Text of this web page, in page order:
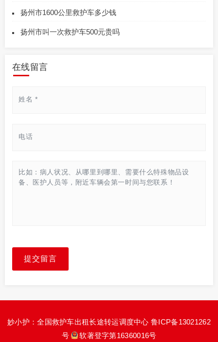
扬州市1600公里救护车多少钱
扬州市叫一次救护车500元贵吗
在线留言
提交留言
妙小护：全国救护车出租长途转运调度中心鲁ICP备13021262
号
软著登字第16360016号